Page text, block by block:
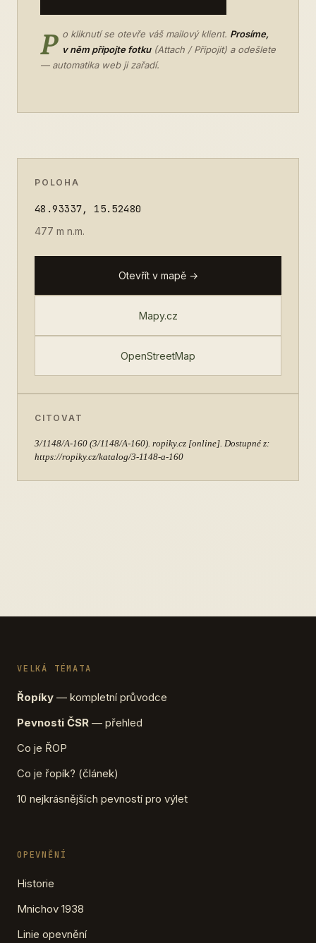
P o kliknutí se otevře váš mailový klient. Prosíme,
v něm připojte fotku(Attach / Připojit) a odešlete
— automatika web ji zařadí.
POLOHA
48.93337, 15.52480
477 m n.m.
Otevřít v mapě →
Mapy.cz
OpenStreetMap
CITOVAT
3/1148/A-160 (3/1148/A-160). ropiky.cz [online]. Dostupné z:
https://ropiky.cz/katalog/3-1148-a-160
VELKÁ TÉMATA
Řopíky — kompletní průvodce
Pevnosti ČSR — přehled
Co je ŘOP
Co je řopík? (článek)
10 nejkrásnějších pevností pro výlet
OPEVNĚNÍ
Historie
Mnichov 1938
Linie opevnění